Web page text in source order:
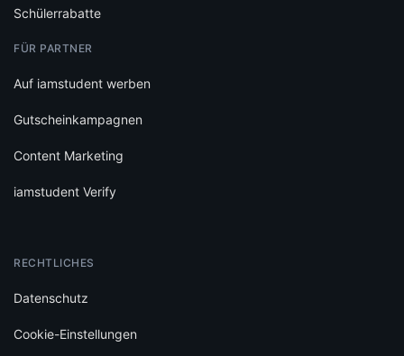
Schülerrabatte
FÜR PARTNER
Auf iamstudent werben
Gutscheinkampagnen
Content Marketing
iamstudent Verify
RECHTLICHES
Datenschutz
Cookie-Einstellungen